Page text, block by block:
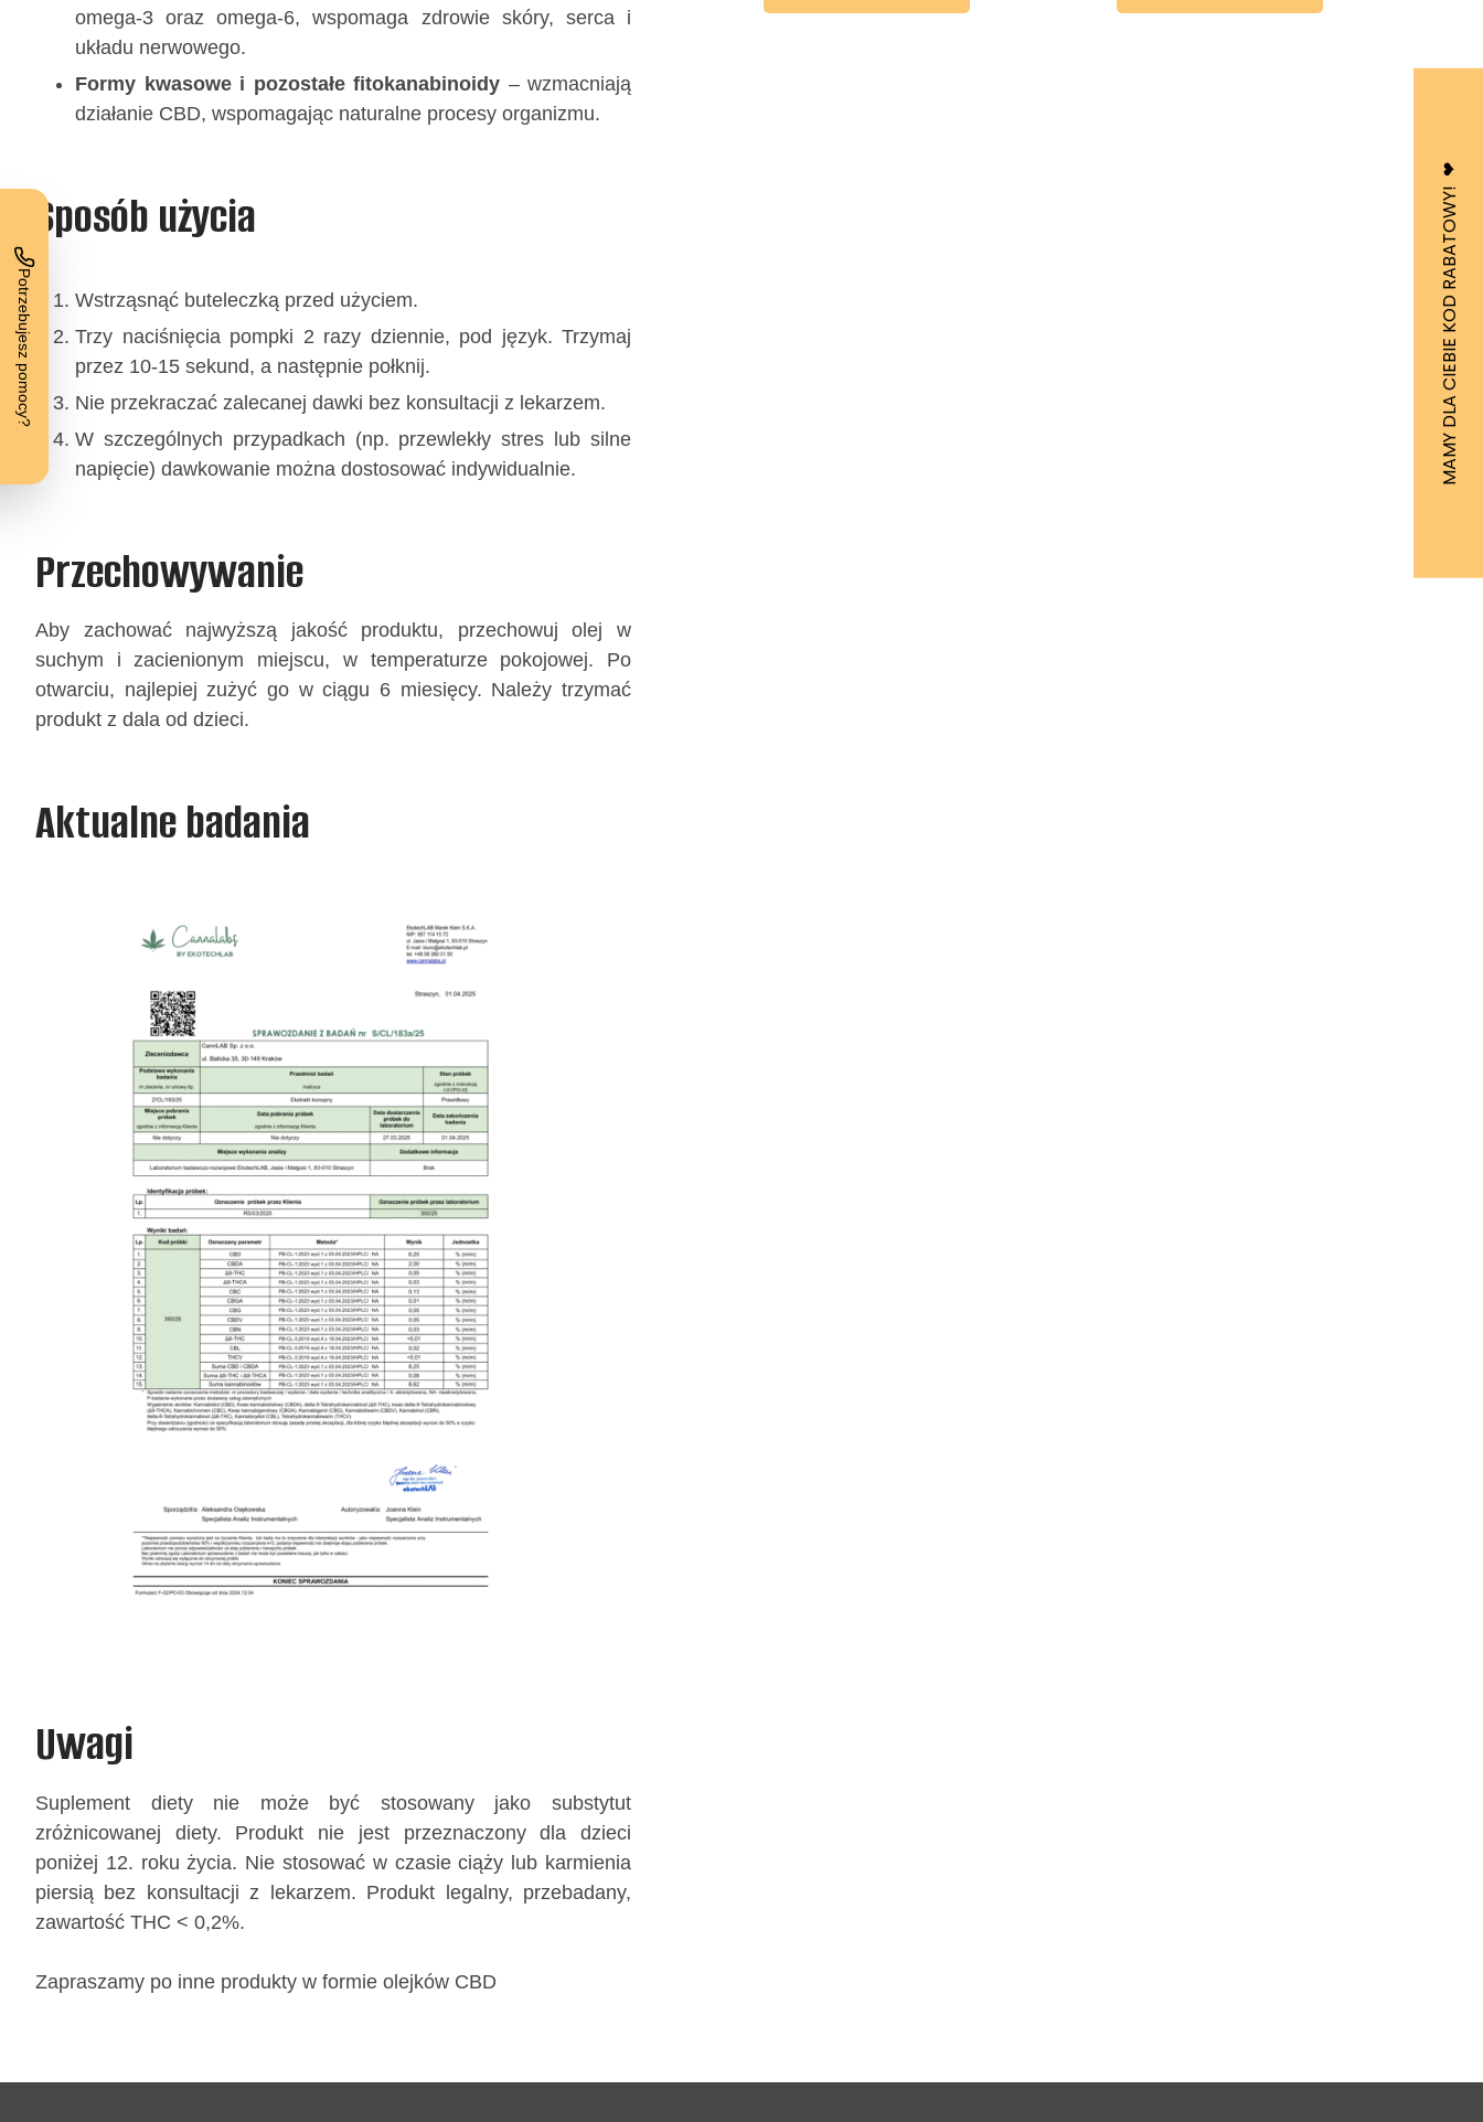
omega-3 oraz omega-6, wspomaga zdrowie skóry, serca i
układu nerwowego.
Formy kwasowe i pozostałe fitokanabinoidy – wzmacniają
działanie CBD, wspomagając naturalne procesy organizmu.
Sposób użycia
Wstrząsnąć buteleczką przed użyciem.
Trzy naciśnięcia pompki 2 razy dziennie, pod język. Trzymaj
przez 10-15 sekund, a następnie połknij.
Nie przekraczać zalecanej dawki bez konsultacji z lekarzem.
W szczególnych przypadkach (np. przewlekły stres lub silne
napięcie) dawkowanie można dostosować indywidualnie.
Przechowywanie
Aby zachować najwyższą jakość produktu, przechowuj olej w
suchym i zacienionym miejscu, w temperaturze pokojowej. Po
otwarciu, najlepiej zużyć go w ciągu 6 miesięcy. Należy trzymać
produkt z dala od dzieci.
Aktualne badania
Uwagi
Suplement diety nie może być stosowany jako substytut
zróżnicowanej diety. Produkt nie jest przeznaczony dla dzieci
poniżej 12. roku życia. Nie stosować w czasie ciąży lub karmienia
piersią bez konsultacji z lekarzem. Produkt legalny, przebadany,
zawartość THC < 0,2%.
Zapraszamy po inne produkty w formie olejków CBD
Dodaj do koszyka